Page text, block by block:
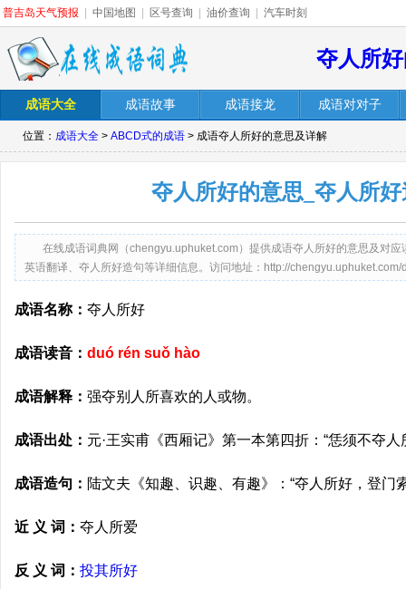
普吉岛天气预报 中国地图 区号查询 油价查询 汽车时刻
夺人所
成语大全 成语故事 成语接龙 成语对对子
位置： 成语大全 > ABCD式的成语 > 成语夺人所好的意思及详解
夺人所好的意思_夺人所
在线成语词典网（chengyu.uphuket.com）提供成语夺人所好的意思及对
英语翻译、夺人所好造句等详细信息。访问地址：http://
成语名称： 夺人所好
成语读音： duó rén suǒ hào
成语解释： 强夺别人所喜欢的人或物。
成语出处： 元·王实甫《西厢记》第一本第四折：“恁须不夺人
成语造句： 陆文夫《知趣、识趣、有趣》：“夺人所好，登门
近 义 词： 夺人所爱
反 义 词： 投其所好